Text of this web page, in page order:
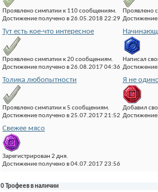
Проявлено симпатии к 110 сообщениям.
Достижение получено в 26.05.2018 22:29
Проявлено
Тут есть кое-что интересное
Проявлено симпатии к 20 сообщениям.
Достижение получено в 26.08.2017 04:36
Написал
Толика любопытности
Проявлено симпатии к 5 сообщениям.
Достижение получено в 25.07.2017 21:52
Я не
Добавил
Свежее мясо
Зарегистрирован 2 дня.
Достижение получено в 04.07.2017 23:56
0 Трофеев в наличии